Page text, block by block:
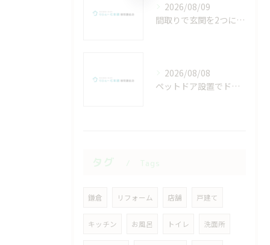
2026/08/09
間取りで玄関を2つにする二世帯リフォームの費用相場と後悔しない注意点
2026/08/08
ペットドア設置でドアを閉めてもペットが自由に行き来できる家を実現する費用と選び方ガイド
鎌倉 リフォーム 店舗 戸建て
キッチン お風呂 トイレ 洗面所